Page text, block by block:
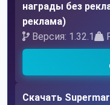
награды без
реклама)
Версия: 1.32.1
Скачать